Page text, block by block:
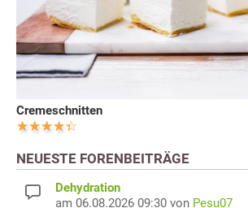
Cremeschnitten
NEUESTE FORENBEITRÄGE
Dehydration
am 06.08.2026 09:30 von Pesu07